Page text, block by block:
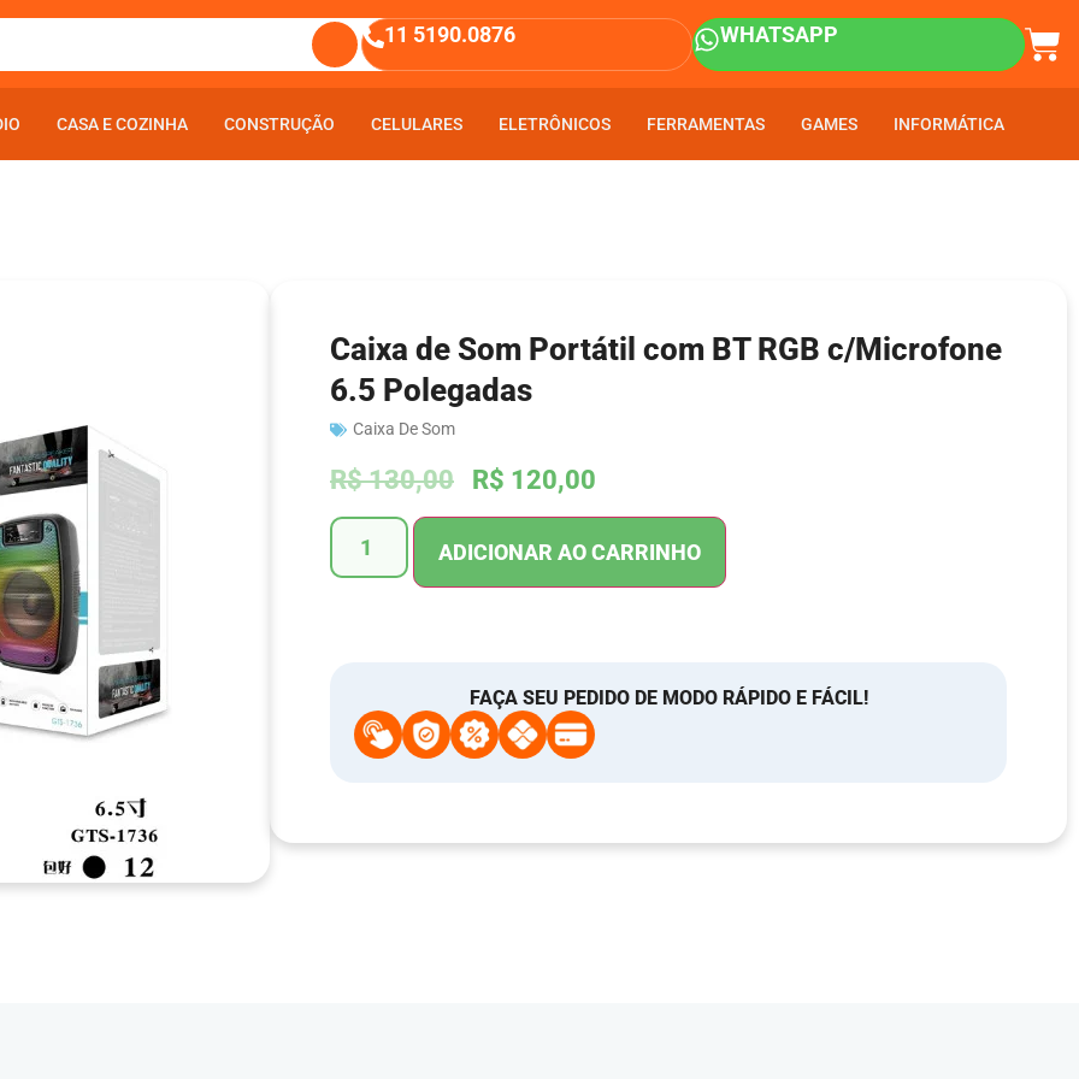
11 5190.0876 WHATSAPP
CASA E COZINHA CONSTRUÇÃO CELULARES ELETRÔNICOS FERRAMENTAS GAMES INFORMÁTICA
CASA E COZINHA CONSTRUÇÃO CELULARES ELETRÔNICOS FERRAMENTAS GAMES INFORMÁTICA
Caixa de Som Portátil com BT RGB c/Microfone
6.5 Polegadas
Caixa De Som
R$130,00 R$ 120,00
ADICIONAR AO CARRINHO
FAÇA SEU PEDIDO DE MODO RÁPIDO E FÁCIL!